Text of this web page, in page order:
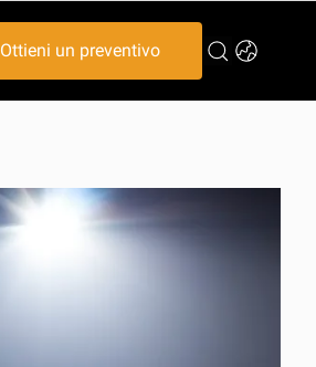
Ottieni un preventivo